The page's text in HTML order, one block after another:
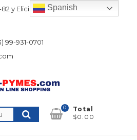
y Elicio Flor (Quito-
99-931-0701
Buscar
por:
0
Total
$0.00
Spanish